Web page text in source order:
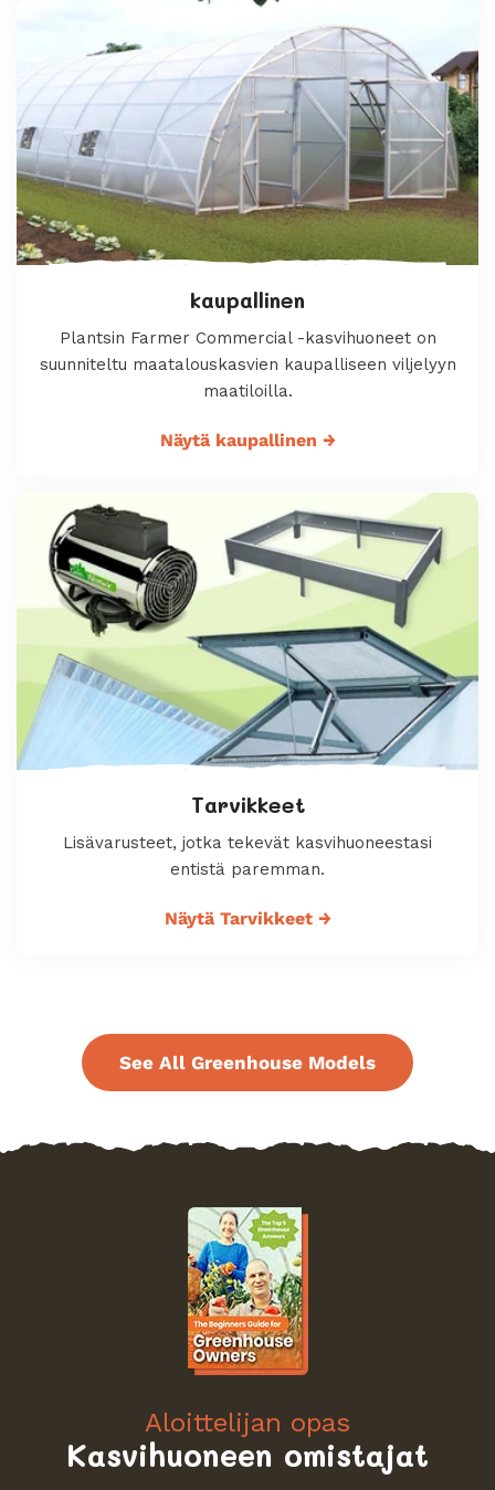
kaupallinen
Plantsin Farmer Commercial -kasvihuoneet on
suunniteltu maatalouskasvien kaupalliseen viljelyyn
maatiloilla.
Näytä kaupallinen →
Tarvikkeet
Lisävarusteet, jotka tekevät kasvihuoneestasi
entistä paremman.
Näytä Tarvikkeet→
See All Greenhouse Models
Aloittelijan opas
Kasvihuoneen omistajat